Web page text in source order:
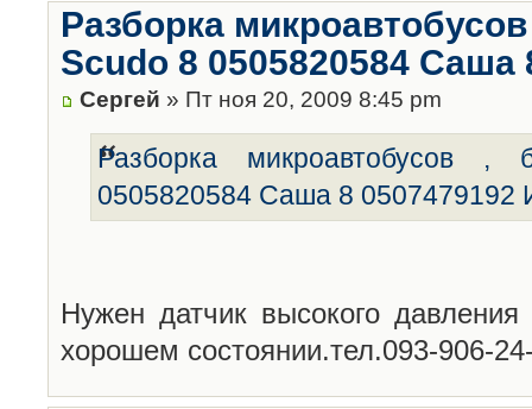
Разборка
Scudo 8 0505820584 Саша
Сергей » Пт ноя 20, 2009 8:45 pm
Разборка микроавтобусов
0505820584 Саша 8 0507479192
Нужен датчик высокого
хорошем состоянии.тел.093-906-